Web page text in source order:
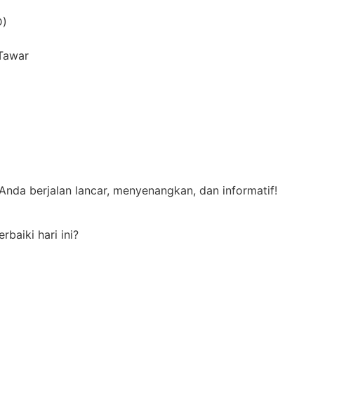
berjalan lancar, menyenangkan, dan informatif!
hari ini?